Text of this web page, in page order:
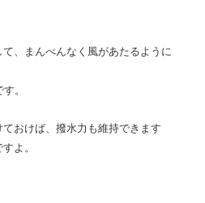
、まんべんなく風があたるように
。
おけば、撥水力も維持できます
よ。